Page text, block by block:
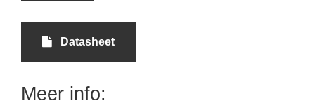
Datasheet
Meer info: